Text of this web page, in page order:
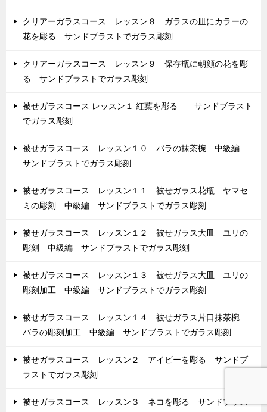
クリアーガラスコース レッスン８ ガラスの皿にカラーの
花を彫る サンドブラストでガラス彫刻
クリアーガラスコース レッスン９ 保存瓶に朝顔の花を彫
る サンドブラストでガラス彫刻
被せガラスコース レッスン１ 紅葉を彫る サンドブラスト
でガラス彫刻
被せガラスコース レッスン１０ バラの抹茶椀 中級編
サンドブラストでガラス彫刻
被せガラスコース レッスン１１ 被せガラス花瓶 ヤマセ
ミの彫刻 中級編 サンドブラストでガラス彫刻
被せガラスコース レッスン１２ 被せガラス大皿 ユリの
彫刻 中級編 サンドブラストでガラス彫刻
被せガラスコース レッスン１３ 被せガラス大皿 ユリの
彫刻加工 中級編 サンドブラストでガラス彫刻
被せガラスコース レッスン１４ 被せガラス片口抹茶椀
バラの彫刻加工 中級編 サンドブラストでガラス彫刻
被せガラスコース レッスン２ アイビーを彫る サンドブ
ラストでガラス彫刻
被せガラスコース レッスン３ ネコを彫る サンドブラス